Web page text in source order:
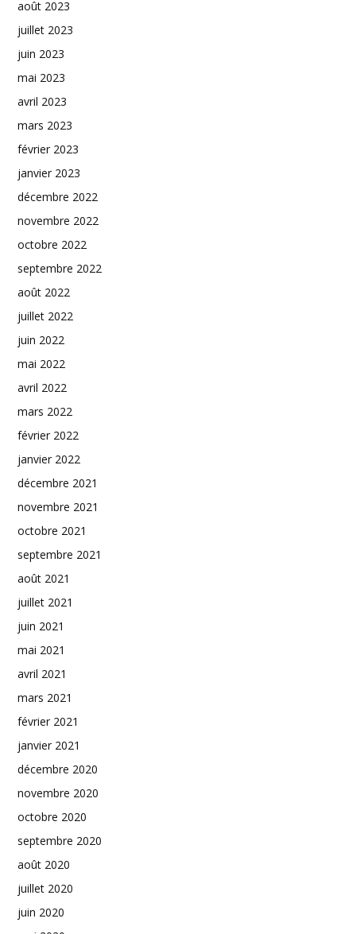
août 2023
juillet 2023
juin 2023
mai 2023
avril 2023
mars 2023
février 2023
janvier 2023
décembre 2022
novembre 2022
octobre 2022
septembre 2022
août 2022
juillet 2022
juin 2022
mai 2022
avril 2022
mars 2022
février 2022
janvier 2022
décembre 2021
novembre 2021
octobre 2021
septembre 2021
août 2021
juillet 2021
juin 2021
mai 2021
avril 2021
mars 2021
février 2021
janvier 2021
décembre 2020
novembre 2020
octobre 2020
septembre 2020
août 2020
juillet 2020
juin 2020